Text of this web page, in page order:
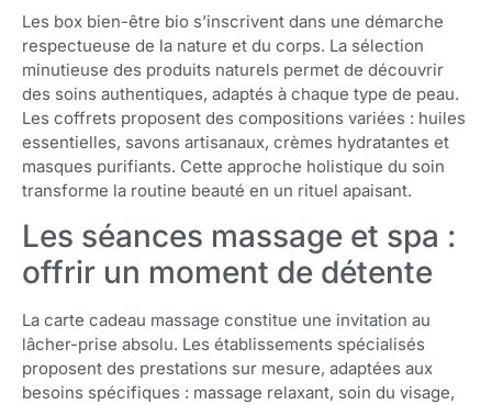
Les box bien-être bio s’inscrivent dans une démarche
respectueuse de la nature et du corps. La sélection
minutieuse des produits naturels permet de découvrir
des soins authentiques, adaptés à chaque type de peau.
Les coffrets proposent des compositions variées : huiles
essentielles, savons artisanaux, crèmes hydratantes et
masques purifiants. Cette approche holistique du soin
transforme la routine beauté en un rituel apaisant.
Les séances massage et spa :
offrir un moment de détente
La carte cadeau massage constitue une invitation au
lâcher-prise absolu. Les établissements spécialisés
proposent des prestations sur mesure, adaptées aux
besoins spécifiques : massage relaxant, soin du visage,